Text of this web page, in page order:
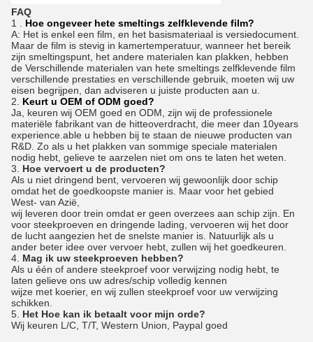
FAQ
1 . Hoe ongeveer hete smeltings zelfklevende film?
A: Het is enkel een film, en het basismateriaal is versiedocument.
Maar de film is stevig in kamertemperatuur, wanneer het bereik
zijn smeltingspunt, het andere materialen kan plakken, hebben
de Verschillende materialen van hete smeltings zelfklevende film
verschillende prestaties en verschillende gebruik, moeten wij uw
eisen begrijpen, dan adviseren u juiste producten aan u.
2. Keurt u OEM of ODM goed?
Ja, keuren wij OEM goed en ODM, zijn wij de professionele
materiële fabrikant van de hitteoverdracht, die meer dan 10years
experience.able u hebben bij te staan de nieuwe producten van
R&D. Zo als u het plakken van sommige speciale materialen
nodig hebt, gelieve te aarzelen niet om ons te laten het weten.
3. Hoe vervoert u de producten?
Als u niet dringend bent, vervoeren wij gewoonlijk door schip
omdat het de goedkoopste manier is. Maar voor het gebied
West- van Azië,
wij leveren door trein omdat er geen overzees aan schip zijn. En
voor steekproeven en dringende lading, vervoeren wij het door
de lucht aangezien het de snelste manier is. Natuurlijk als u
ander beter idee over vervoer hebt, zullen wij het goedkeuren.
4. Mag ik uw steekproeven hebben?
Als u één of andere steekproef voor verwijzing nodig hebt, te
laten gelieve ons uw adres/schip volledig kennen
wijze met koerier, en wij zullen steekproef voor uw verwijzing
schikken.
5. Het Hoe kan ik betaalt voor mijn orde?
Wij keuren L/C, T/T, Western Union, Paypal goed